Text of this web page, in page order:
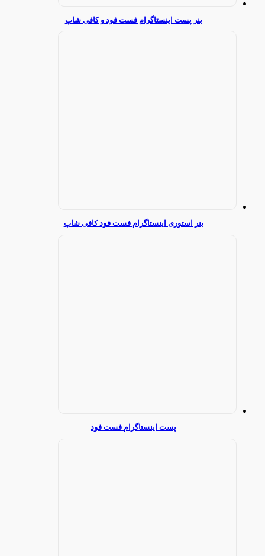
بنر پست اینستاگرام فست فود و کافی شاپ
بنر استوری اینستاگرام فست فود کافی شاپ
پست اینستاگرام فست فود